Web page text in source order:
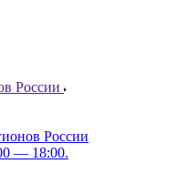
России
России
— 18:00.